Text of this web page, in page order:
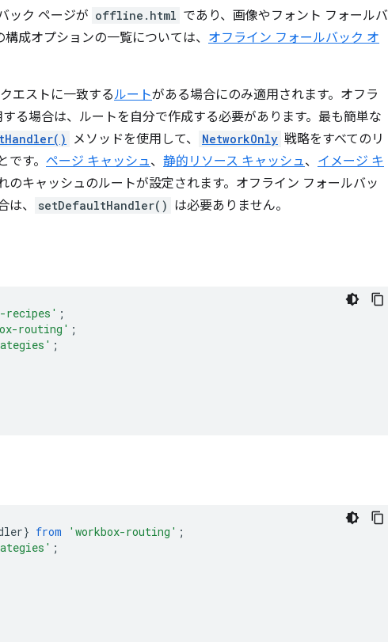
ック ページが offline.html であり、画像やフォント フォールバ
成オプションの一覧については、 オフライン フォールバック オ
エストに一致するルートがある場合にのみ適用されます。オフラ
る場合は、ルートを自分で作成する必要があります。最も簡単な
メソッドを使用して、 NetworkOnly 戦略をすべてのリ
す。 ページ キャッシュ、 静的リソース キャッシュ、 イメージ キ
のキャッシュのルートが設定されます。オフライン フォールバッ
、
setDefaultHandler() は必要ありません。
recipes' ;
routing' ;
;
} from 'workbox-routing' ;
;